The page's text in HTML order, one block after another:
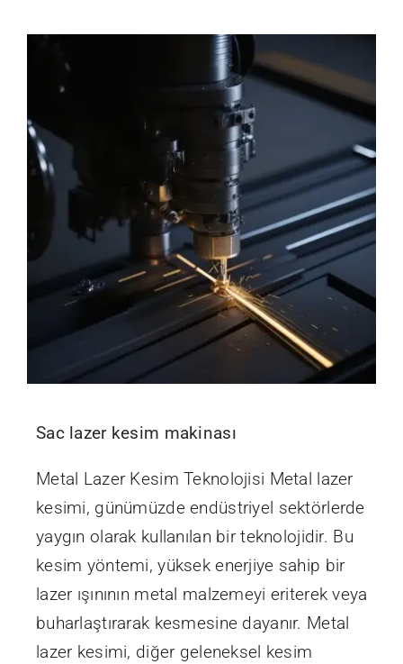
Sac lazer kesim makinası
Metal Lazer Kesim Teknolojisi Metal lazer
kesimi, günümüzde endüstriyel sektörlerde
yaygın olarak kullanılan bir teknolojidir. Bu
kesim yöntemi, yüksek enerjiye sahip bir
lazer ışınının metal malzemeyi eriterek veya
buharlaştırarak kesmesine dayanır. Metal
lazer kesimi, diğer geleneksel kesim